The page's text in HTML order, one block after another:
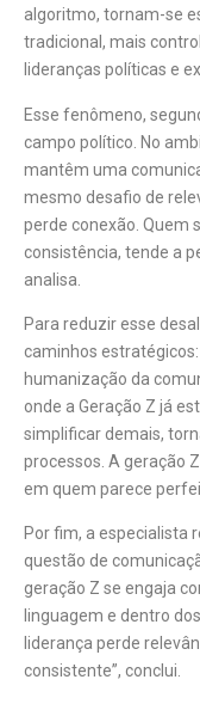
algoritmo, tornam-se
tradicional, mais
lideranças políticas e
Esse fenômeno,
campo político. No
mantêm uma
mesmo desafio de
perde conexão. Quem
consistência, tende a
analisa.
Para reduzir esse
caminhos
humanização da
onde a Geração Z já
simplificar demais,
processos. A geração
em quem parece
Por fim, a especialista
questão de
geração Z se engaja
linguagem e dentro
liderança perde
consistente”, conclui.